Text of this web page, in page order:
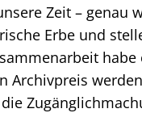
Zeit – genau
Erbe und
Archivpreis